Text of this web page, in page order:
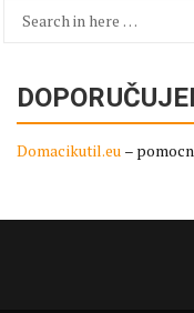
Search
Domacikutil.eu –